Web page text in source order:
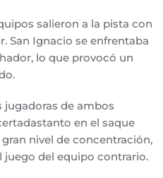
salieron a la pista con
San Ignacio se enfrentaba
lo que provocó un
jugadoras de ambos
en el saque
nivel de concentración,
del equipo contrario.